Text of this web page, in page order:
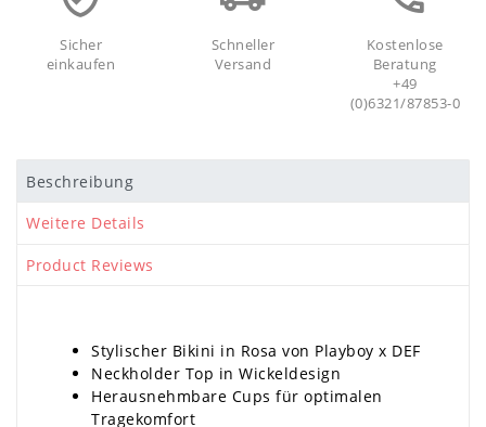
Sicher
einkaufen
Schneller
Versand
Kostenlose
Beratung
+49
(0)6321/87853-0
Beschreibung
Weitere Details
Product Reviews
Stylischer Bikini in Rosa von Playboy x DEF
Neckholder Top in Wickeldesign
Herausnehmbare Cups für optimalen
Tragekomfort